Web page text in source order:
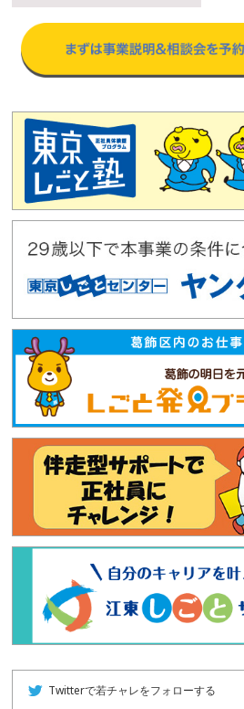
Twitterで若チャレをフォローする